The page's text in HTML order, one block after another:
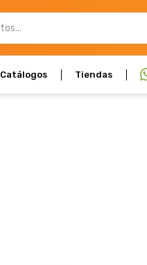
Catálogos Tiendas